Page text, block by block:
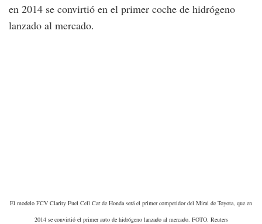
en 2014 se convirtió en el primer coche de hidrógeno
lanzado al mercado.
El modelo FCV Clarity Fuel Cell Car de Honda será el primer competidor del Mirai de Toyota, que en
2014 se convirtió el primer auto de hidrógeno lanzado al mercado. FOTO: Reuters